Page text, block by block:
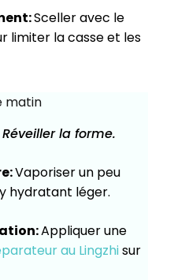
Sceller avec le
limiter la casse et les
matin
la forme.
Vaporiser un peu
hydratant léger.
Appliquer une
au Lingzhisur